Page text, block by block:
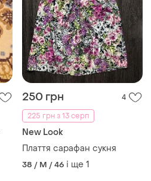
250 грн
4
225 грн з 13 серп
New Look
Плаття сарафан сукня
38 / M / 46 і ще 1